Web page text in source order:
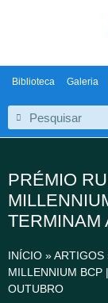
Biblioteca Galeria
PRÉMIO
TERMINAM
INÍCIO »ARTIGOS
MILLENNIUM BCP
OUTUBRO